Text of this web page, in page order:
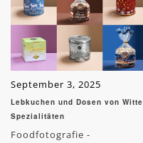
September 3, 2025
Lebkuchen und Dosen von Witte
Spezialitäten
Foodfotografie -